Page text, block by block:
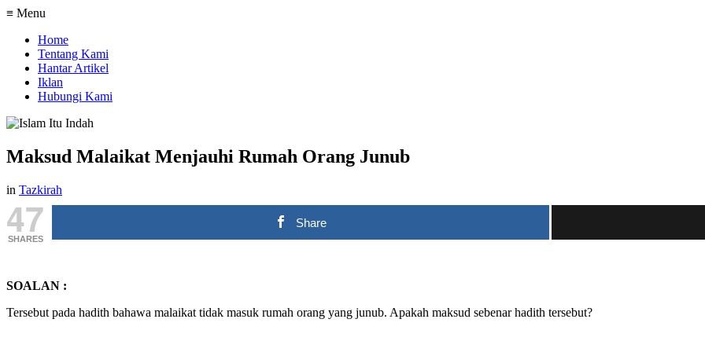
≡ Menu
Home
Tentang Kami
Hantar Artikel
Iklan
Hubungi Kami
Maksud Malaikat Menjauhi Rumah Orang Junub
in Tazkirah
47
SHARES
Share
SOALAN :
Tersebut pada hadith bahawa malaikat tidak masuk rumah orang yang junub. Apakah maksud sebenar hadith tersebut?